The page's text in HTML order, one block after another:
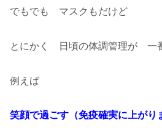
でもでも マスクもだけど
とにかく 日頃の体調管理が 一
例えば
笑顔で過ごす（免疫確実に上がり